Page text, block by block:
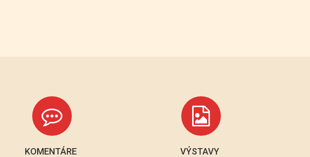
KOMENTÁRE VÝSTAVY